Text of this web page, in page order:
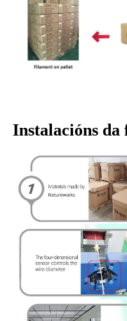
Instalacións da